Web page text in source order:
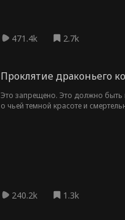
471.4k 2.7k
Проклятие драконьего
Это запрещено. Это должно
о чьей темной красоте и
240.2k 1.3k